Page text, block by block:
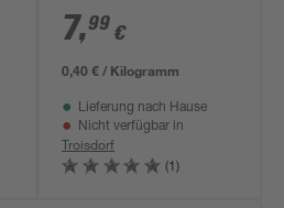
7,99 €
0,40 € / Kilogramm
Lieferung nach Hause
Nicht verfügbar in
Troisdorf
(1)